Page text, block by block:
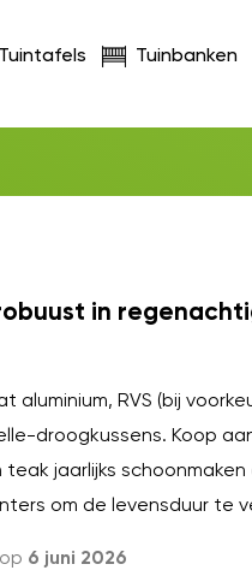
Tuintafels Tuinbanken
in
RVS (bij
droogkussens. Koop
jaarlijks
om de levensduur te
6 juni 2026